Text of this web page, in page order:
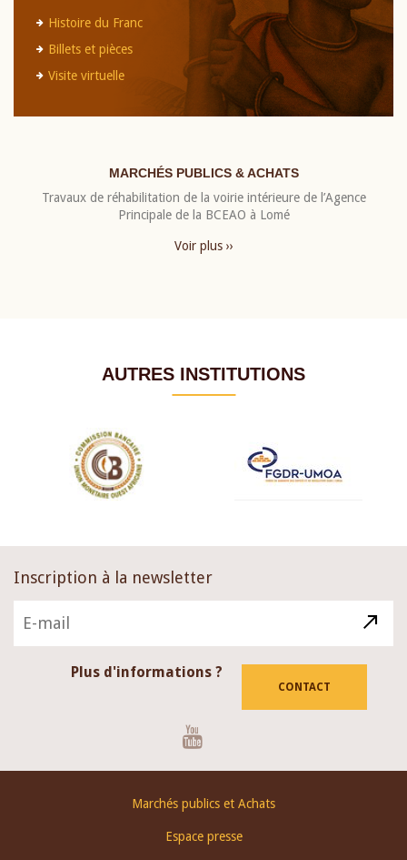
Histoire du Franc
Billets et pièces
Visite virtuelle
MARCHÉS PUBLICS & ACHATS
Travaux de réhabilitation de la voirie intérieure de l’Agence
Principale de la BCEAO à Lomé
Voir plus ››
AUTRES INSTITUTIONS
Inscription à la newsletter
Plus d'informations ?
CONTACT
Marchés publics et Achats
Espace presse